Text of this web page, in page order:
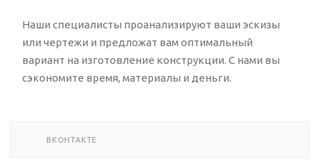
Наши специалисты проанализируют ваши эскизы
или чертежи и предложат вам оптимальный
вариант на изготовление конструкции. С нами вы
сэкономите время, материалы и деньги.
ВКОНТАКТЕ